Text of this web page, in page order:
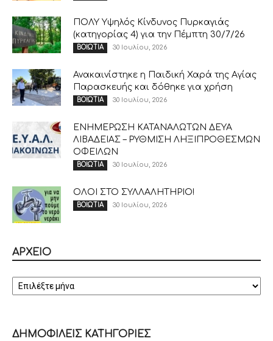
ΠΟΛΥ Υψηλός Κίνδυνος Πυρκαγιάς
(κατηγορίας 4) για την Πέμπτη 30/7/26
ΒΟΙΩΤΙΑ 30 Ιουλίου, 2026
Ανακαινίστηκε η Παιδική Χαρά της Αγίας
Παρασκευής και δόθηκε για χρήση
ΒΟΙΩΤΙΑ 30 Ιουλίου, 2026
ΕΝΗΜΕΡΩΣΗ ΚΑΤΑΝΑΛΩΤΩΝ ΔΕΥΑ
ΛΙΒΑΔΕΙΑΣ – ΡΥΘΜΙΣΗ ΛΗΞΙΠΡΟΘΕΣΜΩΝ
ΟΦΕΙΛΩΝ
ΒΟΙΩΤΙΑ 30 Ιουλίου, 2026
ΟΛΟΙ ΣΤΟ ΣΥΛΛΑΛΗΤΗΡΙΟ!
ΒΟΙΩΤΙΑ 30 Ιουλίου, 2026
ΑΡΧΕΙΟ
ΔΗΜΟΦΙΛΕΙΣ ΚΑΤΗΓΟΡΙΕΣ